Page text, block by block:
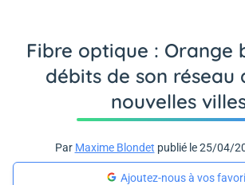
Fibre optique : Orange
débits de son réseau
nouvelles
Par Maxime Blondet publié le 25/04/
Ajoutez-nous à vos